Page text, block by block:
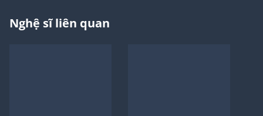
Nghệ sĩ liên quan